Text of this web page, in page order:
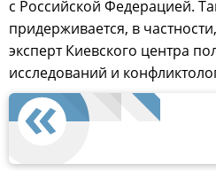
с Российской Федерацией.
придерживается, в частности,
эксперт Киевского центра
исследований и